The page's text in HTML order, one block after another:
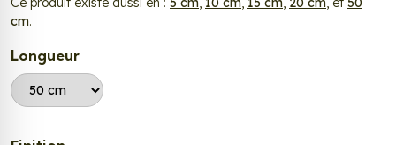
cm.
Longueur